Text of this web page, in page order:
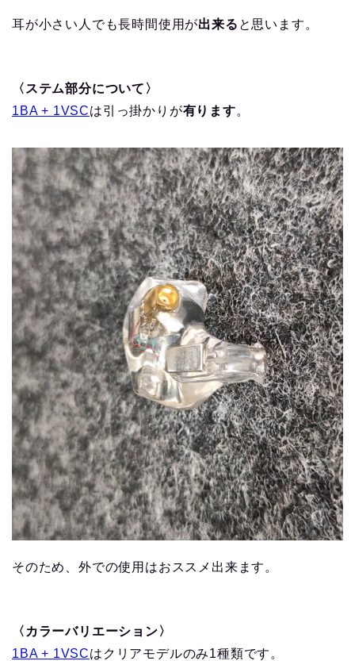
耳が小さい人でも長時間使用が出来る と思います。
〈ステム部分について〉
1BA + 1VSCは引っ掛かりが有ります。
そのため、外での使用はおススメ出来ます。
〈カラーバリエーション〉
1BA + 1VSCはクリアモデルのみ1種類です。